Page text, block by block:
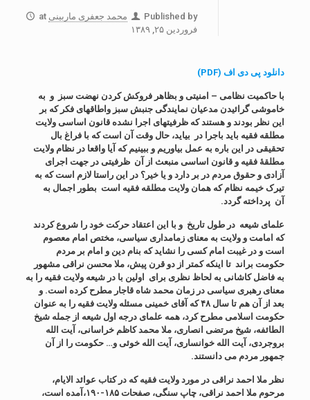
Published by محمد جعفری ماربینی at
فروردین ۲۵, ۱۳۸۹
دانلود پی دی اف (PDF)
با حاکمیت نظامی – امنیتی و بظاهر فروکش کردن نهضت سبز و به
خاموشی گرائیدن مدعیان نمایندگی جنبش سبز واطاقهای فکر که بر
این نظر بودند و هستند که ظرفیتهای اجرا نشده قانون اساسی ولایت
مطلقه فقیه باید باجرا در بیاید، حال وقت آن است که با فراغ بال
تحقیقی در این باره به عمل بیاوریم و ببینیم که آیا واقعا در نظام ولایت
مطلقۀ فقیه و قانون اساسی منبعث از آن ظرفیتی در جهت اجرای
آزادی و حقوق مردم در بر دارد و یا خیر؟ در این راستا لازم است که به
تیرک خیمه نظام که همان ولایت مطلقه فقیه است بطور اجمال به
آن پرداخته گردد.
علمای شیعه در طول تاریخ و با این اعتقاد حرکت خود را شروع کردند
که امامت و ولایت به معنای زمامداری سیاسی، مختص امام معصوم
است و در غیبت امام کسی را نشاید که بنام دین و امام بر مردم
حکومت براند تا اینکه کمتر از دو قرن پیش، ملا محسن نراقی مشهور
به فاضل کاشانی به لحاظ نظری برای اولین با در شیعه ولایت فقیه را به
معنای رهبری سیاسی در زمان محمد شاه قاجار مطرح کرده است. و
بعد از آن هم تا سال ۴۸ که آقای خمینی مسئله ولایت فقیه را به عنوان
حکومت اسلامی مطرح کرد، همه علمای درجه اول شیعه از جمله شیخ
الطائفه، شیخ مرتضی انصاری، ملا محمد کاظم خراسانی، آیت الله
بروجردی، آیت الله خوانساری، آیت الله خوئی و… حکومت را از آن
جمهور مردم می دانستند.
نظر ملا احمد نراقی در مورد ولایت فقیه که در کتاب عوائد الایام،
مرحوم ملا احمد نراقی، چاپ سنگی، صفحات ۱۸۵-۱۹۰،آمده است،